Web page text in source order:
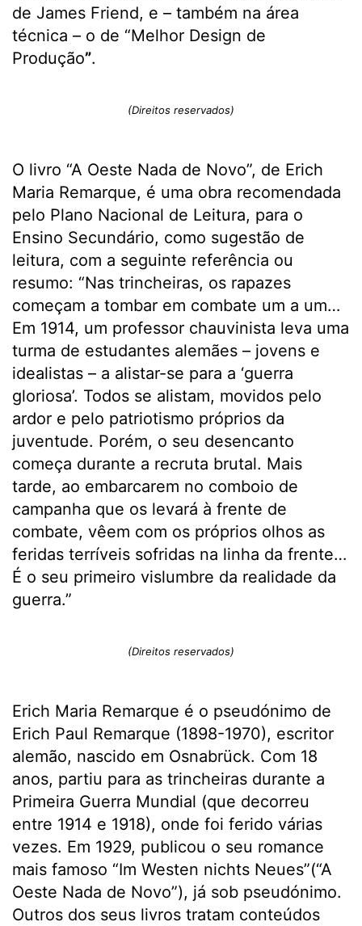
de James Friend, e – também na área
técnica – o de “Melhor Design de
Produção”.
(Direitos reservados)
O livro “A Oeste Nada de Novo”, de Erich
Maria Remarque, é uma obra recomendada
pelo Plano Nacional de Leitura, para o
Ensino Secundário, como sugestão de
leitura, com a seguinte referência ou
resumo: “Nas trincheiras, os rapazes
começam a tombar em combate um a um…
Em 1914, um professor chauvinista leva uma
turma de estudantes alemães – jovens e
idealistas – a alistar-se para a ‘guerra
gloriosa’. Todos se alistam, movidos pelo
ardor e pelo patriotismo próprios da
juventude. Porém, o seu desencanto
começa durante a recruta brutal. Mais
tarde, ao embarcarem no comboio de
campanha que os levará à frente de
combate, vêem com os próprios olhos as
feridas terríveis sofridas na linha da frente…
É o seu primeiro vislumbre da realidade da
guerra.”
(Direitos reservados)
Erich Maria Remarque é o pseudónimo de
Erich Paul Remarque (1898-1970), escritor
alemão, nascido em Osnabrück. Com 18
anos, partiu para as trincheiras durante a
Primeira Guerra Mundial (que decorreu
entre 1914 e 1918), onde foi ferido várias
vezes. Em 1929, publicou o seu romance
mais famoso “Im Westen nichts Neues”(“A
Oeste Nada de Novo”), já sob pseudónimo.
Outros dos seus livros tratam conteúdos